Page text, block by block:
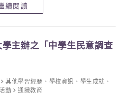
續閱讀
主辦之「中學生民意調查
其他學習經歷 、 學校資訊 、 學生成就 、
動
通識教育